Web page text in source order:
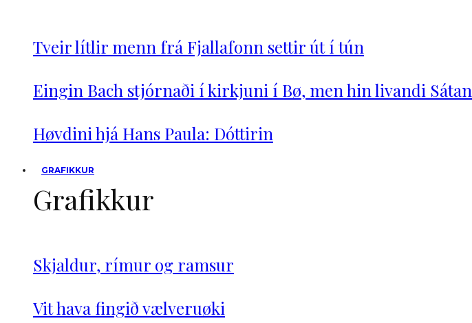
Tveir lítlir menn frá Fjallafonn settir út í tún
Eingin Bach stjórnaði í kirkjuni í Bø, men hin livandi Sátan
Høvdini hjá Hans Paula: Dóttirin
GRAFIKKUR
Grafikkur
Skjaldur, rímur og ramsur
Vit hava fingið vælveruøki